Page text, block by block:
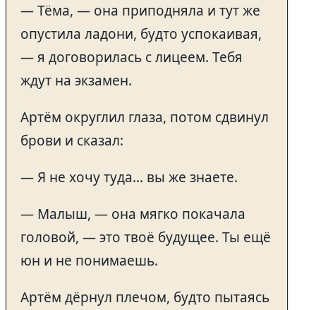
— Тёма, — она приподняла и тут же
опустила ладони, будто успокаивая,
— я договорилась с лицеем. Тебя
ждут на экзамен.
Артём округлил глаза, потом сдвинул
брови и сказал:
— Я не хочу туда… вы же знаете.
— Малыш, — она мягко покачала
головой, — это твоё будущее. Ты ещё
юн и не понимаешь.
Артём дёрнул плечом, будто пытаясь